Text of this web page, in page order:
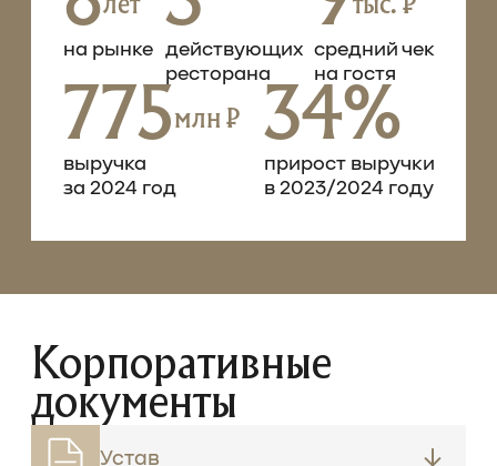
лет
на рынке
действующих
ресторана
тыс. ₽
средний чек
на гостя
775млн ₽
выручка
за 2024 год
34%
прирост выручки
в 2023/2024 году
Корпоративные
документы
Устав